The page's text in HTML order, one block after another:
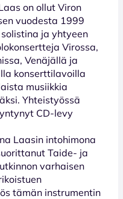
on ollut Viron
vuodesta 1999
ja yhtyeen
Virossa,
Venäjällä ja
konserttilavoilla
musiikkia
Yhteistyössä
CD-levy
Laasin intohimona
Taide- ja
varhaisen
tämän instrumentin